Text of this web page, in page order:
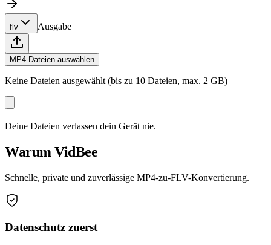
flv Ausgabe
MP4-Dateien auswählen
Keine Dateien ausgewählt (bis zu 10 Dateien, max. 2 GB)
Deine Dateien verlassen dein Gerät nie.
Warum VidBee
Schnelle, private und zuverlässige MP4-zu-FLV-Konvertierung.
Datenschutz zuerst